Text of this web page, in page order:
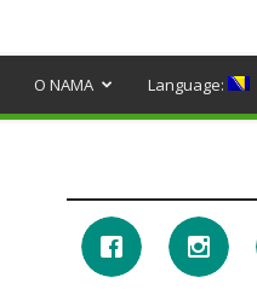
O NAMA Language: